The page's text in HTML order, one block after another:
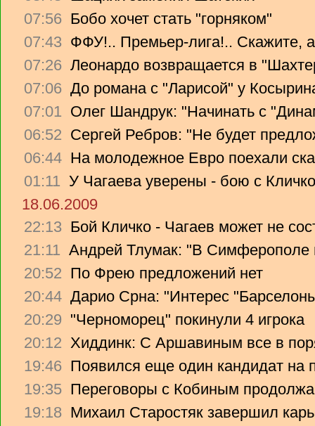
07:56 Бобо хочет стать "горняком"
07:43 ФФУ!.. Премьер-лига!.. Скажите,
07:26 Леонардо возвращается в
07:06 До романа с "Ларисой" у
07:01 Олег Шандрук: "Начинать с
06:52 Сергей Ребров: "Не будет
06:44 На молодежное Евро поехали
01:11 У Чагаева уверены - бою с
18.06.2009
22:13 Бой Кличко - Чагаев может не
21:11 Андрей Тлумак: "В Симферополе
20:52 По Фрею предложений нет
20:44 Дарио Срна: "Интерес
20:29 "Черноморец" покинули 4 игрока
20:12 Хиддинк: С Аршавиным все в
19:46 Появился еще один кандидат на
19:35 Переговоры с Кобиным
19:18 Михаил Старостяк завершил